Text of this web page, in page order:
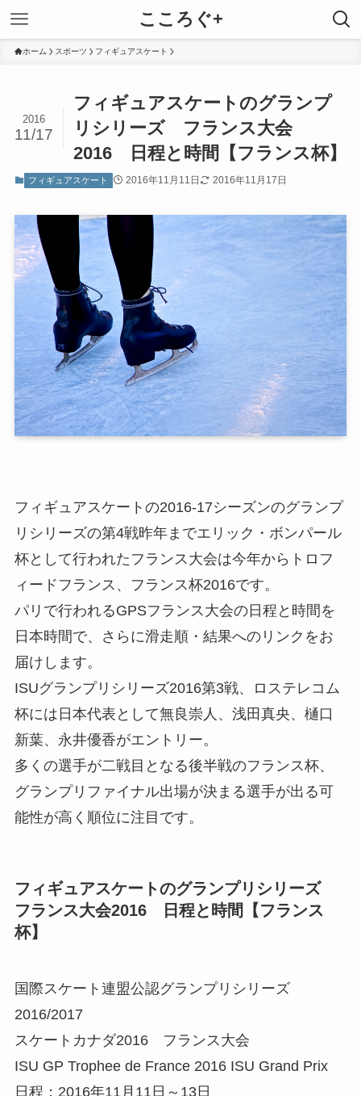
こころぐ+
ホーム スポーツ フィギュアスケート
フィギュアスケートのグランプ
リシリーズ フランス大会
2016 日程と時間【フランス杯】
2016
11/17
フィギュアスケート 2016年11月11日 2016年11月17日
フィギュアスケートの2016-17シーズンのグランプ
リシリーズの第4戦昨年までエリック・ボンパール
杯として行われたフランス大会は今年からトロフ
ィードフランス、フランス杯2016です。
パリで行われるGPSフランス大会の日程と時間を
日本時間で、さらに滑走順・結果へのリンクをお
届けします。
ISUグランプリシリーズ2016第3戦、ロステレコム
杯には日本代表として無良崇人、浅田真央、樋口
新葉、永井優香がエントリー。
多くの選手が二戦目となる後半戦のフランス杯、
グランプリファイナル出場が決まる選手が出る可
能性が高く順位に注目です。
フィギュアスケートのグランプリシリーズ
フランス大会2016 日程と時間【フランス
杯】
国際スケート連盟公認グランプリシリーズ
2016/2017
スケートカナダ2016 フランス大会
ISU GP Trophee de France 2016 ISU Grand Prix
日程：2016年11月11日～13日